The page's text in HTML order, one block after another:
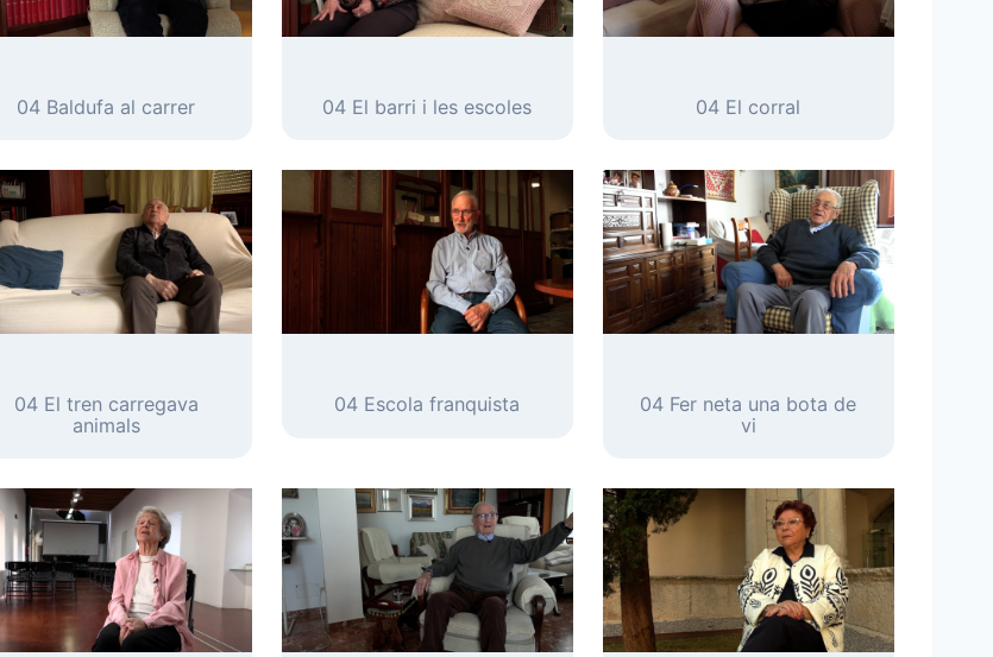
04 Baldufa al carrer 04 El barri i les escoles 04 El corral
04 El tren carregava
animals
04 Escola franquista
04 Fer neta una bota de
vi